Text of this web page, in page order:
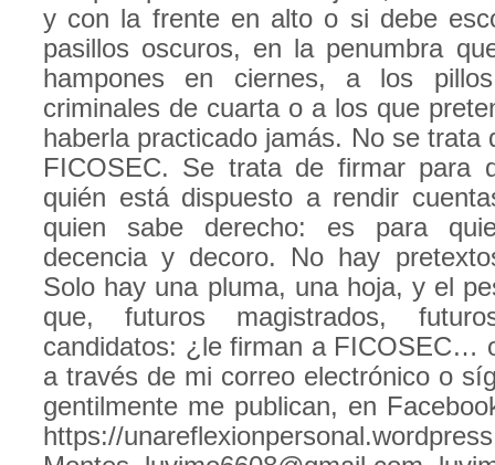
y con la frente en alto o si debe
pasillos oscuros, en la penumbra
hampones en ciernes, a los
criminales de cuarta o a los que
haberla practicado jamás. No se trata
FICOSEC. Se trata de firmar para
quién está dispuesto a rendir
quien sabe derecho: es para
decencia y decoro. No hay
Solo hay una pluma, una hoja, y el
que, futuros magistrados,
candidatos: ¿le firman a FICOSEC…
a través de mi correo electrónico o
gentilmente me publican, en
https://